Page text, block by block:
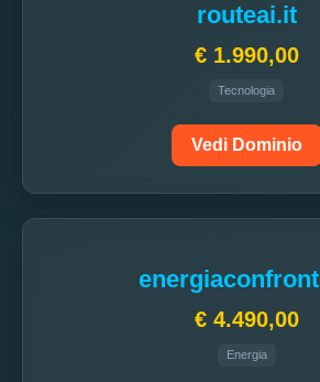
routeai.it
€ 1.990,00
Tecnologia
Vedi Dominio
€ 4.490,00
Energia